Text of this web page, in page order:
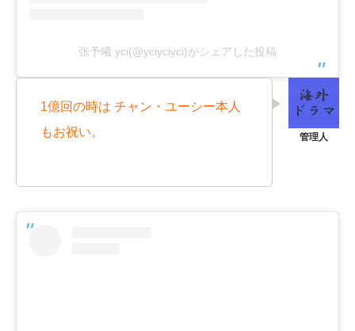
张予曦 yci(@yciyciyci)がシェアした投稿
1億回の時は チャン・ユーシー本人
もお祝い。